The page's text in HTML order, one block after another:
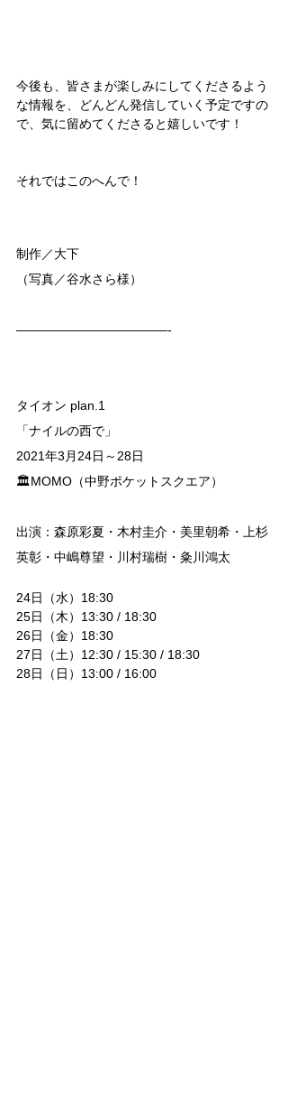
今後も、皆さまが楽しみにしてくださるよう
な情報を、どんどん発信していく予定ですの
で、気に留めてくださると嬉しいです！
それではこのへんで！
制作／大下
（写真／谷水さら様）
————————————-
タイオン plan.1
「ナイルの西で」
2021年3月24日～28日
🏛MOMO（中野ポケットスクエア）
出演：森原彩夏・木村圭介・美里朝希・上杉
英彰・中嶋尊望・川村瑞樹・粂川鴻太
24日（水）18:30
25日（木）13:30 / 18:30
26日（金）18:30
27日（土）12:30 / 15:30 / 18:30
28日（日）13:00 / 16:00